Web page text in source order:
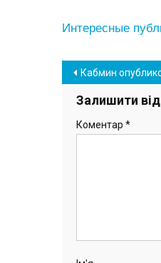
Интересные
Навігація
записів
Кабмин опубликовал распоряжение о передаче ФСК «Олимп» в
Залишити
Коментар *